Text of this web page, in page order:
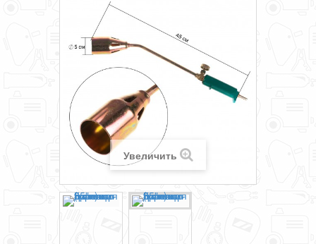
Увеличить